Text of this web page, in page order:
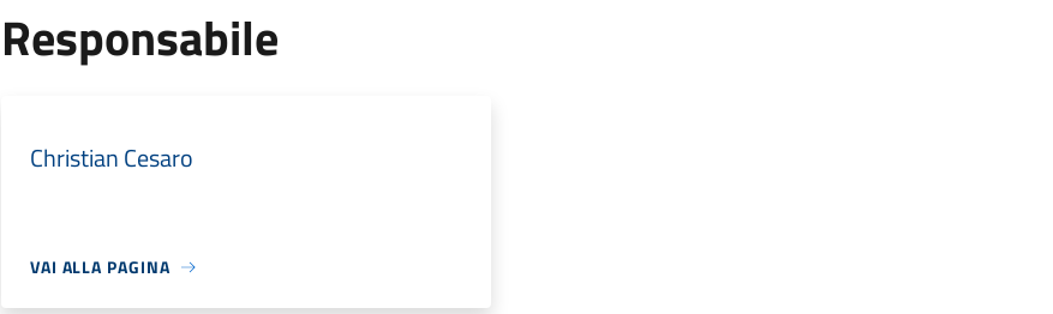
Responsabile
Christian Cesaro
VAI ALLA PAGINA